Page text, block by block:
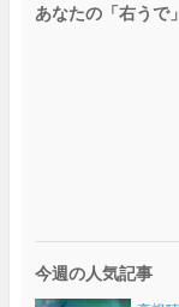
あなたの「右うで
今週の人気記事